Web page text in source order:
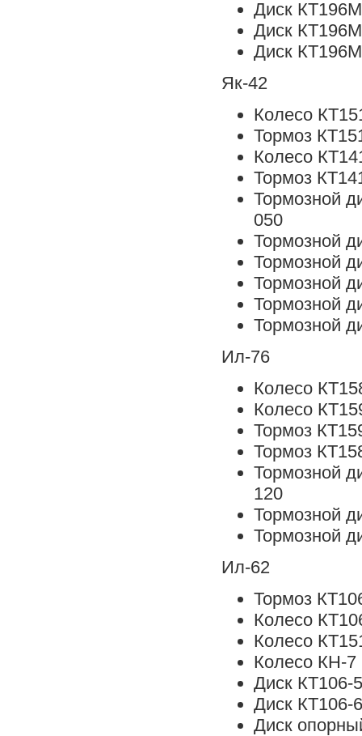
Диск
Диск
Диск
Як-42
Колесо
Тормоз
Колесо
Тормоз
Тормозной
050
Тормозной
Тормозной
Тормозной
Тормозной
Тормозной
Ил-76
Колесо
Колесо
Тормоз
Тормоз
Тормозной
120
Тормозной
Тормозной
Ил-62
Тормоз
Колесо
Колесо
Колесо КН-7
Диск КТ106-
Диск КТ106-
Диск